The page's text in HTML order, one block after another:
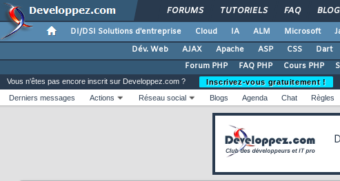
FORUMS TUTORIELS FAQ
DI/DSI Solutions d'entreprise Cloud IA ALM Microsoft
Dév. Web
AJAX Apache ASP CSS Dart
Forum PHP
FAQ PHP Cours PHP
Vous n'êtes pas encore inscrit sur Developpez.com ?
Inscrivez-vous gratuitement !
Derniers messages
Actions Réseau social Blogs Agenda Chat Règles